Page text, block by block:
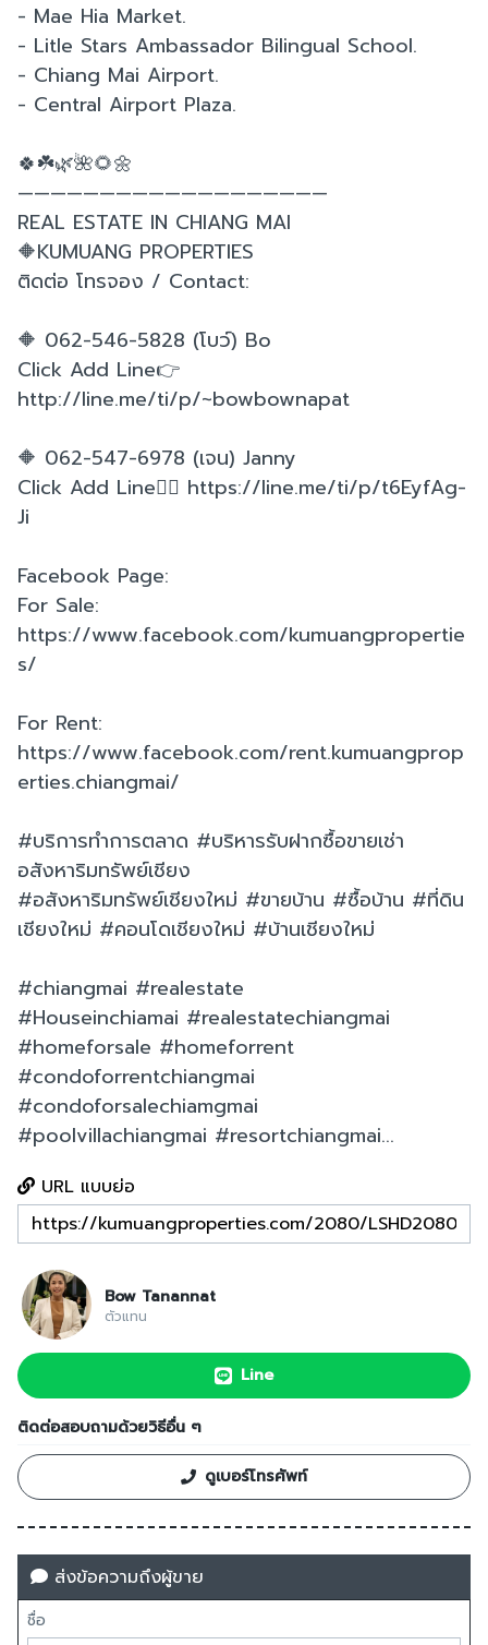
- Mae Hia Market.
- Litle Stars Ambassador Bilingual School.
- Chiang Mai Airport.
- Central Airport Plaza.
🍀☘️🌿🌺🌻🌼
———————————————————
REAL ESTATE IN CHIANG MAI
🔶KUMUANG PROPERTIES
ติดต่อ โทรจอง / Contact:
🔶 062-546-5828 (โบว์) Bo
Click Add Line👉
http://line.me/ti/p/~bowbownapat
🔶 062-547-6978 (เจน) Janny
Click Add Line👉🏻 https://line.me/ti/p/t6EyfAg-
Ji
Facebook Page:
For Sale:
https://www.facebook.com/kumuangpropertie
s/
For Rent:
https://www.facebook.com/rent.kumuangprop
erties.chiangmai/
#บริการทำการตลาด #บริหารรับฝากซื้อขายเช่า
อสังหาริมทรัพย์เชียง
#อสังหาริมทรัพย์เชียงใหม่ #ขายบ้าน #ซื้อบ้าน #ที่ดิน
เชียงใหม่ #คอนโดเชียงใหม่ #บ้านเชียงใหม่
#chiangmai #realestate
#Houseinchiamai #realestatechiangmai
#homeforsale #homeforrent
#condoforrentchiangmai
#condoforsalechiamgmai
#poolvillachiangmai #resortchiangmai...
URL แบบย่อ
Bow Tanannat
ตัวแทน
Line
ติดต่อสอบถามด้วยวิธีอื่น ๆ
ดูเบอร์โทรศัพท์
ส่งข้อความถึงผู้ขาย
ชื่อ